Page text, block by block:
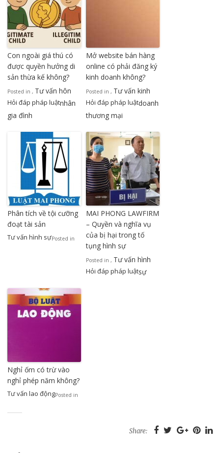
Con ngoài giá thú có
được quyền hưởng di
sản thừa kế không?
Posted in
Hỏi đáp pháp luật
, Tư vấn hôn
nhân
gia đình
Mở website bán hàng
online có phải đăng ký
kinh doanh không?
Posted in
Hỏi đáp pháp luật
, Tư vấn kinh
doanh
thương mại
Phân tích về tội cưỡng
đoạt tài sản
Posted in
Tư vấn hình sự
MAI PHONG LAWFIRM
– Quyền và nghĩa vụ
của bị hại trong tố
tụng hình sự
Posted in
Hỏi đáp pháp luật
, Tư vấn hình
sự
Nghỉ ốm có trừ vào
nghỉ phép năm không?
Posted in
Tư vấn lao động
Share: